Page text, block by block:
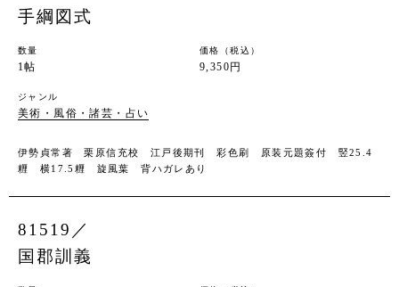
手綱図式
数量
1帖
価格（税込）
9,350円
ジャンル
美術・風俗・諸芸・占い
伊勢貞常著 栗原信充校 江戸後期刊 彩色刷 原装元題簽付 竪25.4
糎 横17.5糎 旋風葉 背ハガレあり
81519／
国郡訓義